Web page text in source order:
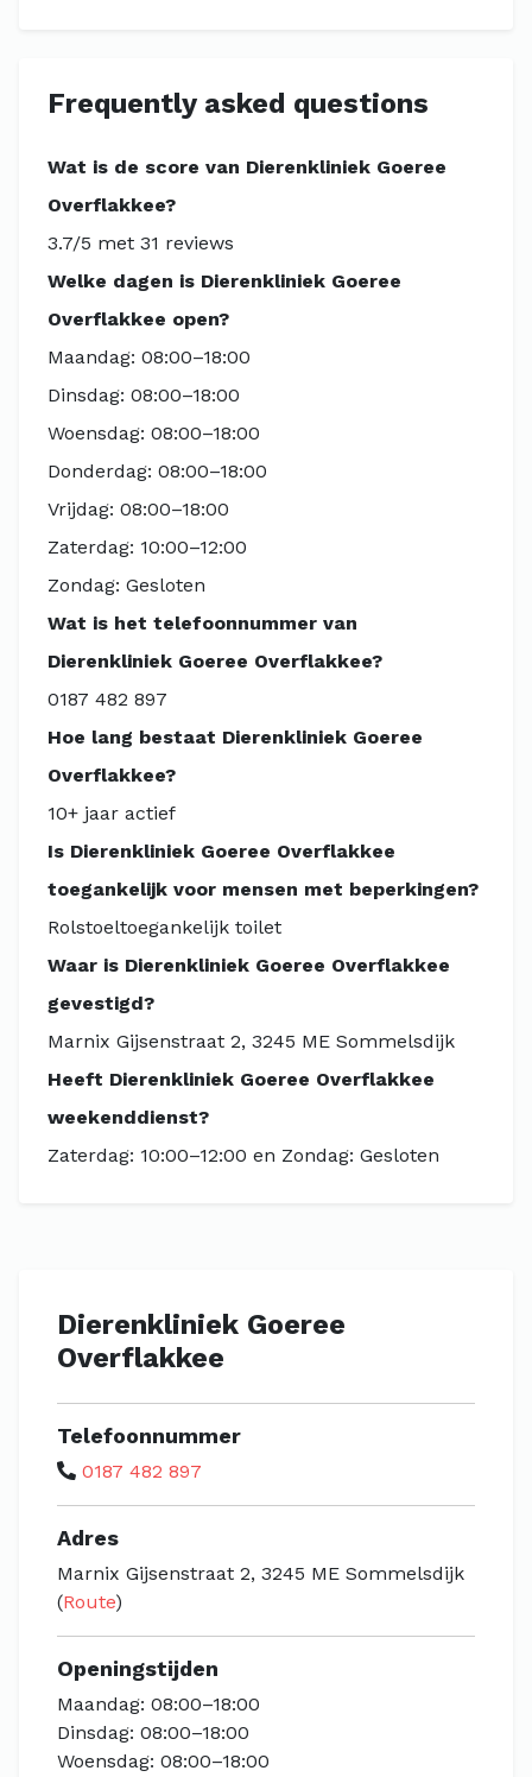
Frequently asked questions
Wat is de score van Dierenkliniek Goeree
Overflakkee?
3.7/5 met 31 reviews
Welke dagen is Dierenkliniek Goeree
Overflakkee open?
Maandag: 08:00–18:00
Dinsdag: 08:00–18:00
Woensdag: 08:00–18:00
Donderdag: 08:00–18:00
Vrijdag: 08:00–18:00
Zaterdag: 10:00–12:00
Zondag: Gesloten
Wat is het telefoonnummer van
Dierenkliniek Goeree Overflakkee?
0187 482 897
Hoe lang bestaat Dierenkliniek Goeree
Overflakkee?
10+ jaar actief
Is Dierenkliniek Goeree Overflakkee
toegankelijk voor mensen met beperkingen?
Rolstoeltoegankelijk toilet
Waar is Dierenkliniek Goeree Overflakkee
gevestigd?
Marnix Gijsenstraat 2, 3245 ME Sommelsdijk
Heeft Dierenkliniek Goeree Overflakkee
weekenddienst?
Zaterdag: 10:00–12:00 en Zondag: Gesloten
Dierenkliniek Goeree
Overflakkee
Telefoonnummer
0187 482 897
Adres
Marnix Gijsenstraat 2, 3245 ME Sommelsdijk
(Route)
Openingstijden
Maandag: 08:00–18:00
Dinsdag: 08:00–18:00
Woensdag: 08:00–18:00